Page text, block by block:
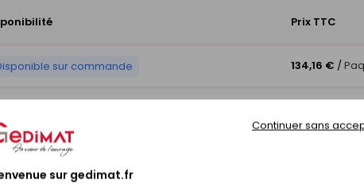
sur gedimat.fr
Continuer sans
Prix TTC
sur commande 134,16 € /
sur commande 134,16 €/